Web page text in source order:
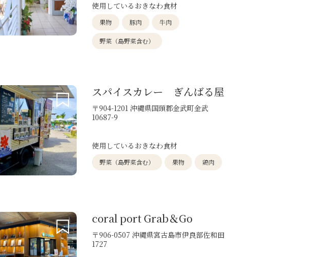
使用しているおきなわ食材
果物 豚肉 牛肉
野菜（島野菜含む）
スパイスカレー ぎんばる屋
〒904-1201 沖縄県国頭郡金武町金武
10687-9
使用しているおきなわ食材
野菜（島野菜含む） 果物 鶏肉
coral port Grab＆Go
〒906-0507 沖縄県宮古島市伊良部佐和田
1727